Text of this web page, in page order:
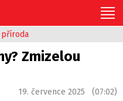
příroda
Zmizelou
19. července 2025 (07:02)